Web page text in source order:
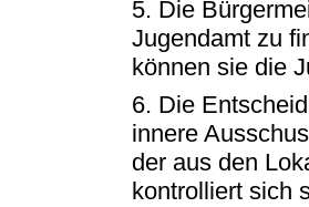
5. Die
Jugendamt zu
können sie die
6. Die
innere
der aus den
kontrolliert sich